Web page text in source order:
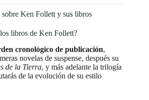
sobre Ken Follett y sus libros
libros de Ken Follett?
cronológico de publicación,
novelas de suspense, después su
de la Tierra, y más adelante la trilogía
de la evolución de su estilo